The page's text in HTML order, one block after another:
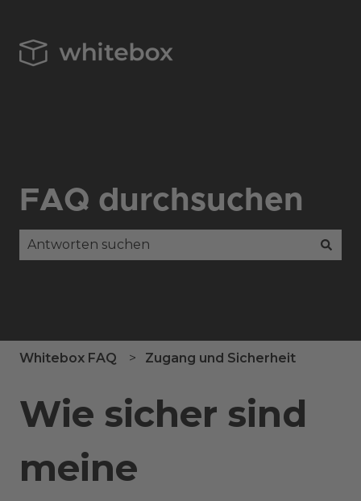
FAQ durchsuchen
Whitebox FAQ Zugang und Sicherheit
Wie sicher sind
meine